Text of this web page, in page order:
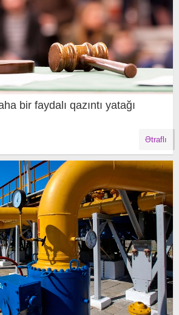
bir faydalı qazıntı yatağı
Ətraflı